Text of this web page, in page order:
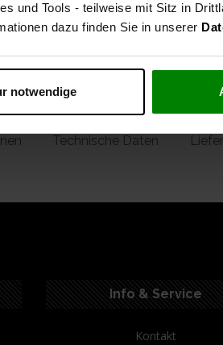
und Tools - teilweise mit Sitz in
dazu finden Sie in unserer
notwendige
STAHLWERK
Technische Daten
Info & Service
Kontakt